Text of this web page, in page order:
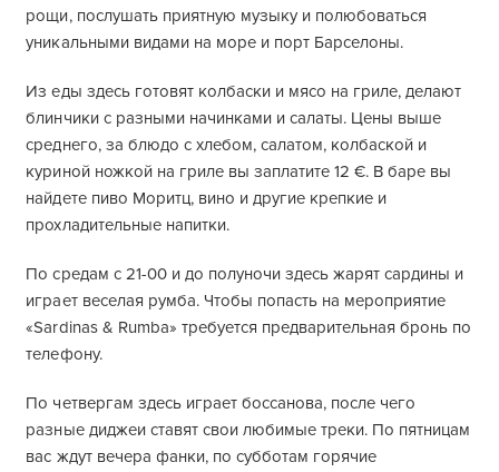
рощи, послушать приятную музыку и полюбоваться
уникальными видами на море и порт Барселоны.
Из еды здесь готовят колбаски и мясо на гриле, делают
блинчики с разными начинками и салаты. Цены выше
среднего, за блюдо с хлебом, салатом, колбаской и
куриной ножкой на гриле вы заплатите 12 €. В баре вы
найдете пиво Моритц, вино и другие крепкие и
прохладительные напитки.
По средам с 21-00 и до полуночи здесь жарят сардины и
играет веселая румба. Чтобы попасть на мероприятие
«Sardinas & Rumba» требуется предварительная бронь по
телефону.
По четвергам здесь играет боссанова, после чего
разные диджеи ставят свои любимые треки. По пятницам
вас ждут вечера фанки, по субботам горячие